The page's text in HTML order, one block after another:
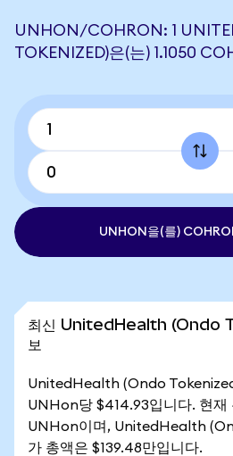
UNHON/COHRON: 1
TOKENIZED)은(는) 1.1050
UNHON을(를)
최신 UnitedHealth (Ondo
보
UnitedHealth (Ondo
UNHon당 $414.93입니다. 현재
UNHon이며, UnitedHealth
가 총액은 $139.48만입니다.